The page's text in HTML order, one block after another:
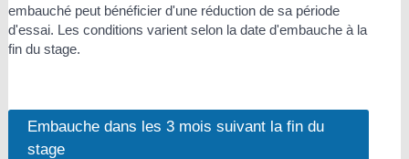
embauché peut bénéficier d'une réduction de sa période
d'essai. Les conditions varient selon la date d'embauche à la
fin du stage.
Embauche dans les 3 mois suivant la fin du
stage